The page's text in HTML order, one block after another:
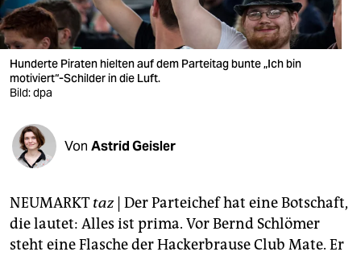
wahrheit
verlag
verlag
shop
fragen & hilfe
unterstützen
abo
Hunderte Piraten hielten auf dem Parteitag bunte „Ich bin
motiviert“-Schilder in die Luft.
Bild: dpa
Von Astrid Geisler
NEUMARKTtaz| Der Parteichef hat eine Botschaft,
die lautet: Alles ist prima. Vor Bernd Schlömer
steht eine Flasche der Hackerbrause Club Mate. Er